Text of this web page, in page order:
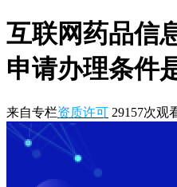
互联网药品信
申请办理条件
来自专栏资质许可 29157次观